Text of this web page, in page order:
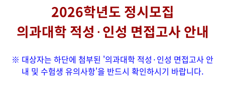
2026학년도 정시모집
의과대학 적성 · 인성 면접고사 안내
※ 대상자는 하단에 첨부된 '의과대학 적성·인성 면접고사 안
내 및 수험생 유의사항'을 반드시 확인하시기 바랍니다.